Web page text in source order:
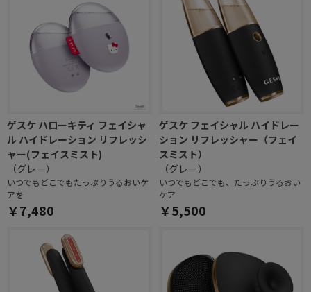
ゲスケ ハローキティ フェイシャ
ル ハイドレーション リフレッシ
ャー(フェイスミスト)
（グレー）
いつでもどこでもたっぷりうるおいケ
アを
￥7,480
ゲスケ フェイシャル ハイドレー
ション リフレッシャー（フェイ
スミスト）
（グレー）
いつでもどこでも、たっぷりうるおい
ケア
￥5,500